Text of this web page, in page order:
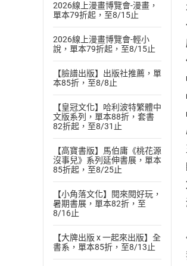
2026線上漫畫博覽會-漫畫，
單本79折起，至8/15止
2026線上漫畫博覽會-輕小
說，單本79折起，至8/15止
【臉譜出版】出版社推薦，單
本85折，至8/8止
【皇冠文化】哈利波特繁體中
文版系列，單本88折，套書
82折起，至8/31止
【高寶書版】馬伯庸《桃花源
沒事兒》系列延伸書展，單本
85折起，至8/25止
【小角落文化】閱來閱好玩，
暑期書展，單本82折，至
8/16止
【大牌出版 x 一起來出版】全
書系，單本85折，至8/13止